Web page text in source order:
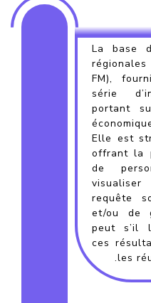
La base
FM),
série
portant
Elle est
offrant la
de
requête
et/ou de
peut s’il
ces
les